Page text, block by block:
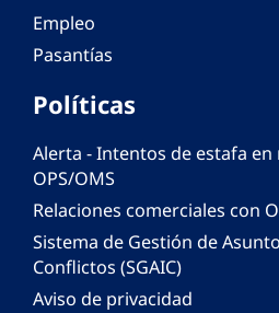
Empleo
Pasantías
Políticas
Alerta - Intentos de estafa en
OPS/OMS
Relaciones comerciales con
Sistema de Gestión de
Conflictos (SGAIC)
Aviso de privacidad